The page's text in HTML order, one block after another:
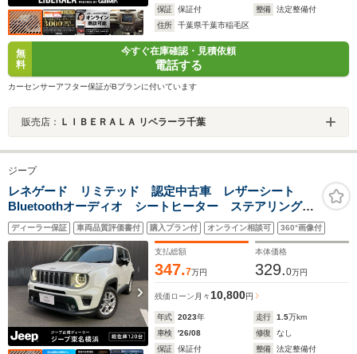
保証
保証付 整備
法定整備付
住所
千葉県千葉市稲毛区
無
料
今すぐ在庫確認・見積依頼
電話する
カーセンサーアフター保証がBプランに付いています
販売店： ＬＩＢＥＲＡＬＡ リベラーラ千葉
ジープ
レネゲード リミテッド 認定中古車 レザーシート
Bluetoothオーディオ シートヒーター ステアリングヒ
ーター 17インチアルミホイール
ディーラー保証 車両品質評価書付 購入プラン付 オンライン相談可 360°画像付
支払総額
347.7万円
本体価格
329.0万円
残価ローン 月々 10,800円
年式 2023年 走行 1.5万km
車検
'26/08 修復
なし
保証
保証付 整備
法定整備付